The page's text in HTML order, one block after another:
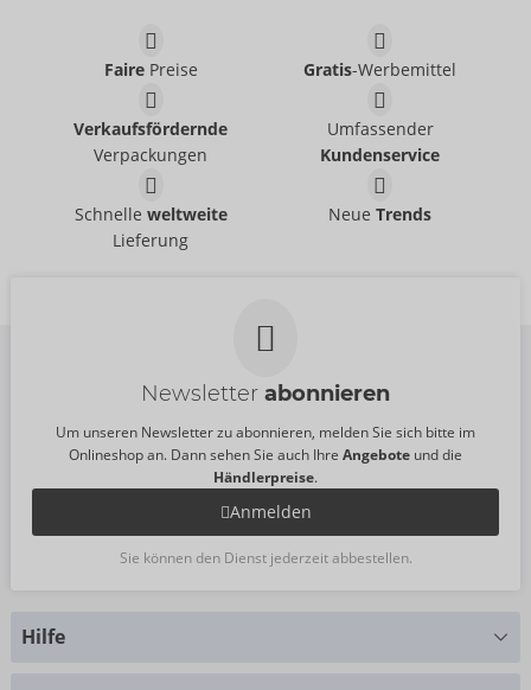
Dams Mix
04171300000
Größe:4 Stück
Dams Mix
Oral Dams
FairePreise Gratis-Werbemittel
Verkaufsfördernde
Verpackungen
Umfassender
Kundenservice
Schnelle weltweite
Lieferung
NeueTrends
Newsletter abonnieren
Um unseren Newsletter zu abonnieren, melden Sie sich bitte im
Onlineshop an. Dann sehen Sie auch Ihre Angebote und die
Händlerpreise.
Anmelden
Sie können den Dienst jederzeit abbestellen.
Hilfe